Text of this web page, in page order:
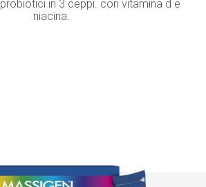
in 3 ceppi. con vitamina d e
niacina.